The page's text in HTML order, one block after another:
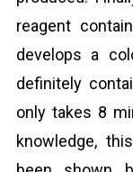
reagent
develops a
definitely
only takes 8
knowledge,